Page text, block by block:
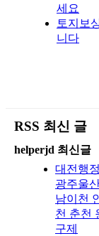
세요
토지보
니다
RSS 최신 글
helperjd 최신글
대전행
광주울
남이천
천 춘천
구제